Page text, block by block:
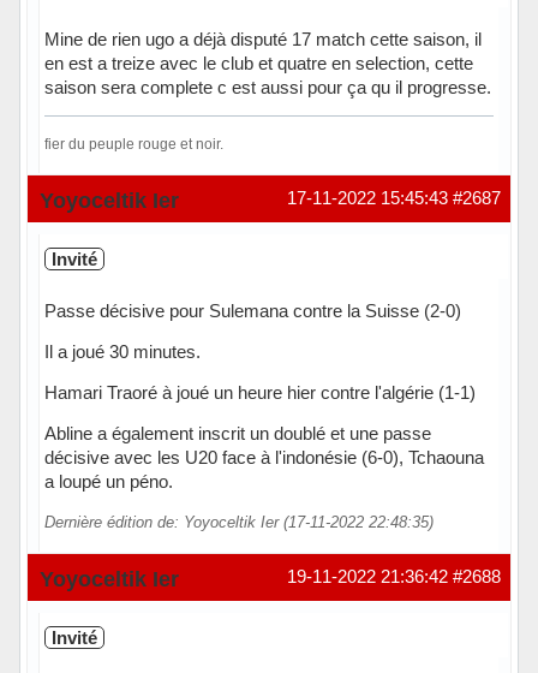
Mine de rien ugo a déjà disputé 17 match cette saison, il
en est a treize avec le club et quatre en selection, cette
saison sera complete c est aussi pour ça qu il progresse.
fier du peuple rouge et noir.
Hors ligne #2687
17-11-2022 15:45:43
Yoyoceltik Ier
Invité
Passe décisive pour Sulemana contre la Suisse (2-0)
Il a joué 30 minutes.
Hamari Traoré à joué un heure hier contre l'algérie (1-1)
Abline a également inscrit un doublé et une passe
décisive avec les U20 face à l'indonésie (6-0), Tchaouna
a loupé un péno.
Dernière édition de: Yoyoceltik Ier (17-11-2022 22:48:35)
#2688
19-11-2022 21:36:42
Yoyoceltik Ier
Invité